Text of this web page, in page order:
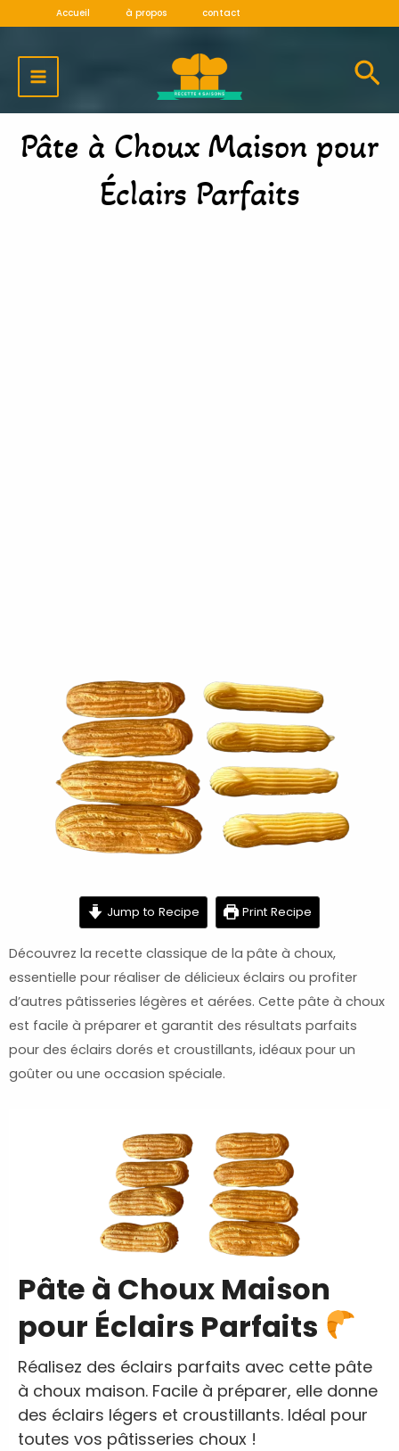
contenu
Accueil à propos contact
MENU
Pâte à Choux Maison pour
Éclairs Parfaits
Jump to Recipe Print Recipe
Découvrez la recette classique de la pâte à choux,
essentielle pour réaliser de délicieux éclairs ou profiter
d’autres pâtisseries légères et aérées. Cette pâte à choux
est facile à préparer et garantit des résultats parfaits
pour des éclairs dorés et croustillants, idéaux pour un
goûter ou une occasion spéciale.
Pâte à Choux Maison
pour Éclairs Parfaits
Réalisez des éclairs parfaits avec cette pâte
à choux maison. Facile à préparer, elle donne
des éclairs légers et croustillants. Idéal pour
toutes vos pâtisseries choux !
minutes minutes